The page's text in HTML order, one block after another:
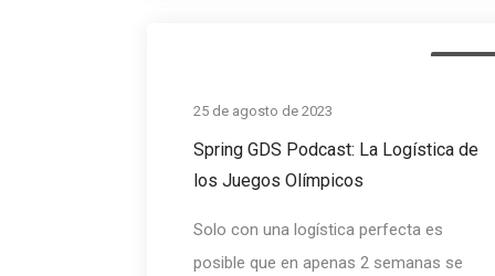
25 de agosto de 2023
Spring GDS Podcast: La Logística de
los Juegos Olímpicos
Solo con una logística perfecta es
posible que en apenas 2 semanas se